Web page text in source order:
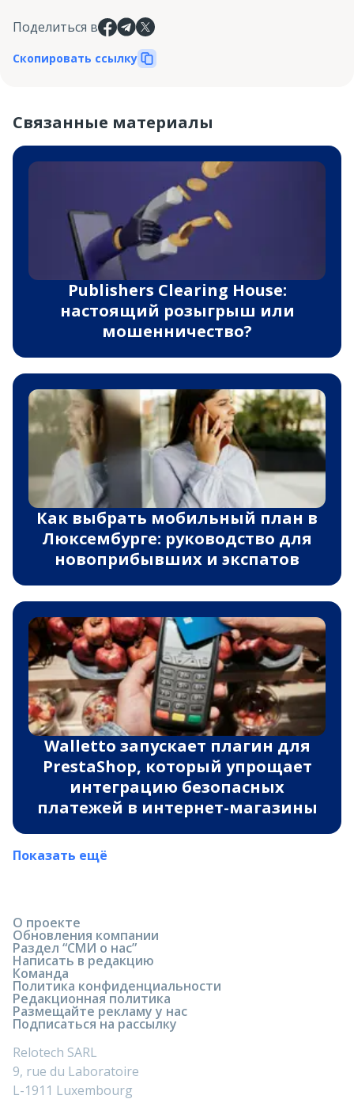
Поделиться в
Скопировать ссылку
Связанные материалы
Publishers Clearing House:
настоящий розыгрыш или
мошенничество?
Как выбрать мобильный план в
Люксембурге: руководство для
новоприбывших и экспатов
Walletto запускает плагин для
PrestaShop, который упрощает
интеграцию безопасных
платежей в интернет-магазины
Показать ещё
О проекте
Обновления компании
Раздел “СМИ о нас”
Написать в редакцию
Команда
Политика конфиденциальности
Редакционная политика
Размещайте рекламу у нас
Подписаться на рассылку
Relotech SARL
9, rue du Laboratoire
L-1911 Luxembourg